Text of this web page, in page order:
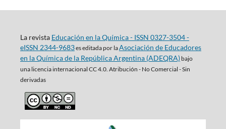
La revista Educación en la Química - ISSN 0327-3504 -
eISSN 2344-9683es editada por laAsociación de Educadores
en la Química de la República Argentina (ADEQRA)bajo
una licencia internacional CC 4.0. Atribución - No Comercial - Sin
derivadas